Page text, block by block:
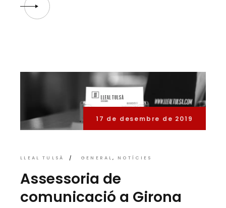
17 de desembre de 2019
LLEAL TULSÀ GENERAL NOTÍCIES
Assessoria de
comunicació a Girona